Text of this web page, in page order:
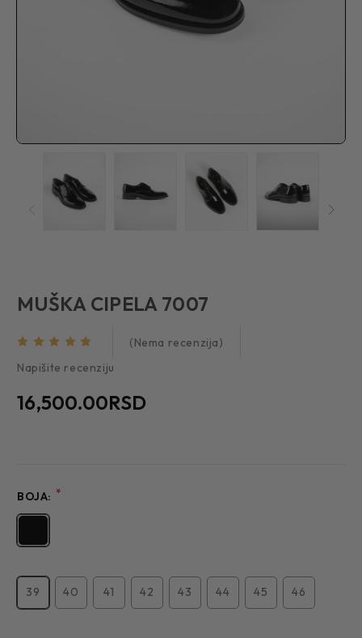
MUŠKA CIPELA 7007
(Nema recenzija)
Napišite recenziju
16,500.00RSD
BOJA: *
39 40 41 42 43 44 45 46